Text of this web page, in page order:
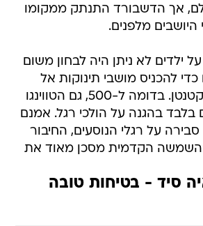
אך הדשבורד התנתק ממקומו
היושבים מלפנים.
על ילדים לא ניתן היה לבחון משום
להכניס מושבי תינוקות אל
המושב האחורי הקטנטן. בדומה ל-500, גם הטווינגו
בלבד בהגנה על הולכי רגל. אמנם
על רגלי הנוסעים, החיבור
והשמשה הקדמית מסכן מאוד את
308 וקאיה סיד - בטיחות טובה